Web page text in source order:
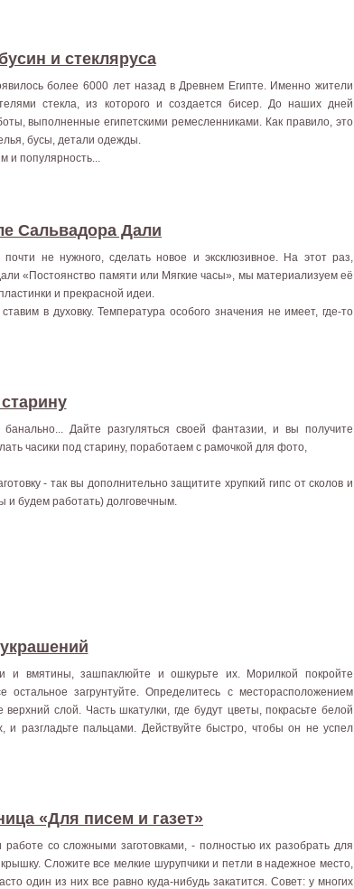
и стекляруса
более 6000 лет назад в Древнем Египте. Именно жители
стекла, из которого и создается бисер. До наших дней
выполненные египетскими ремесленниками. Как правило, это
бусы, детали одежды.
и популярность...
Сальвадора Дали
не нужного, сделать новое и эксклюзивное. На этот раз,
«Постоянство памяти или Мягкие часы», мы материализуем её
и прекрасной идеи.
в духовку. Температура особого значения не имеет, где-то
Дайте разгуляться своей фантазии, и вы получите
часики под старину, поработаем с рамочкой для фото,
- так вы дополнительно защитите хрупкий гипс от сколов и
и будем работать) долговечным.
и вмятины, зашпаклюйте и ошкурьте их. Морилкой покройте
загрунтуйте. Определитесь с месторасположением
слой. Часть шкатулки, где будут цветы, покрасьте белой
и разгладьте пальцами. Действуйте быстро, чтобы он не успел
«Для писем и газет»
со сложными заготовками, - полностью их разобрать для
Сложите все мелкие шурупчики и петли в надежное место,
один из них все равно куда-нибудь закатится. Совет: у многих